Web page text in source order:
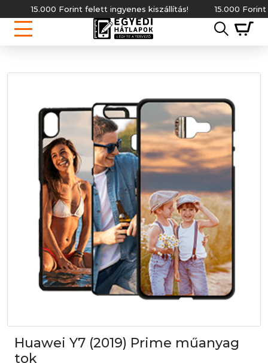
15.000 Forint felett ingyenes kiszállítás! 15.000 Forint
Huawei Y7 (2019) Prime műanyag
tok